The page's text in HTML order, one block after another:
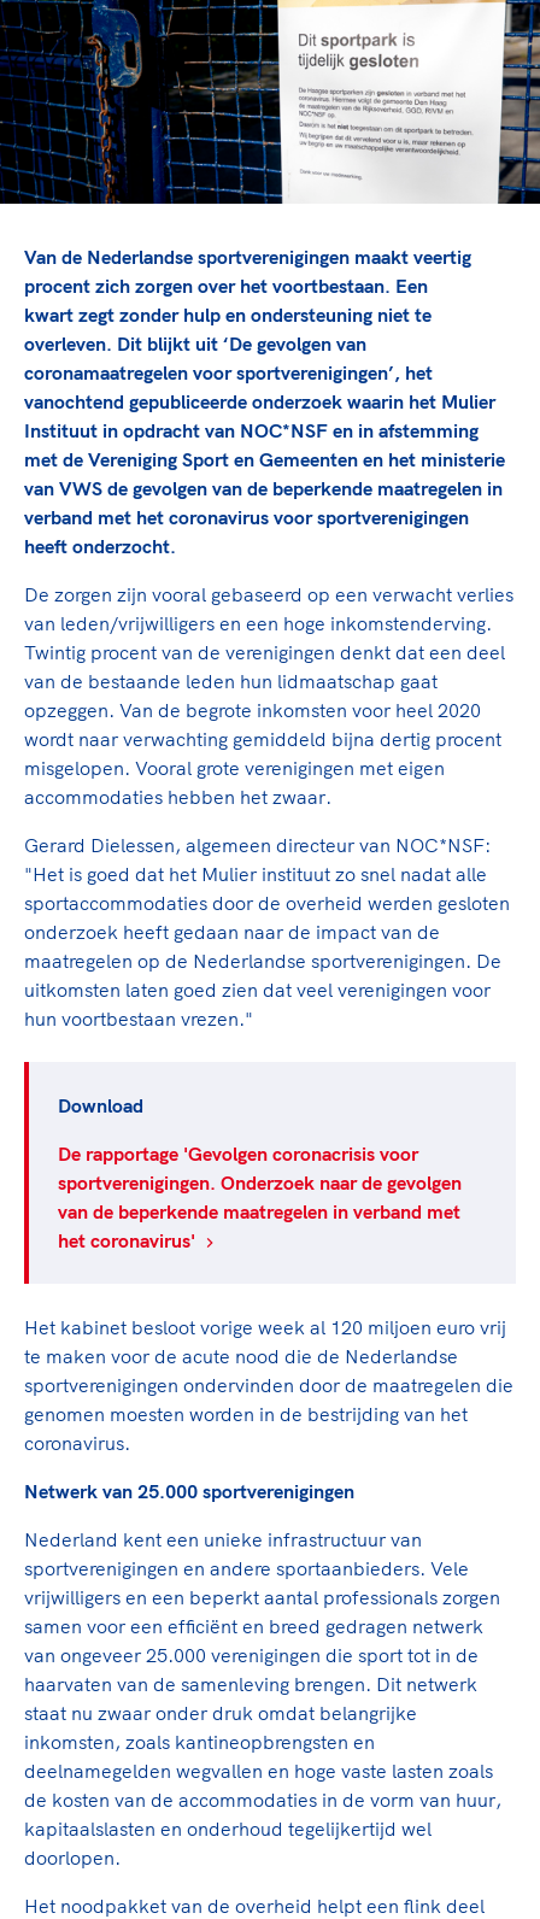
Sportonderzoek
Sportakkoord II
Game Changer
TeamNL kids
Nieuwspagina
Columns
Sport gaat niet vanzelf
Sport verenigt. Op sportclubs, pleintjes, tijdens
de sportschool te gaan. Door samen te juichen
voor Sifan Hassan, Rico Verhoeven, Diede de
Groot en het Nederlands Elftal. Of met trots te
genieten van de karatewedstrijd van je dochter,
de halve marathon van je moeder of de
hockeywedstrijd van je buurjongen.
Lees verder
Veilige en integere sport
Diversiteit en inclusie
Gezonde sportomgeving
Duurzaamheid
Bekwaam sportkader
Vitale clubs en bestuurlijk kader
Sportmatch
Clubacties
Handboek Wet- en Regelgeving
Opleidingen en trainingen
High5 Stappenplan
Ruimte voor sport
Clubondersteuning
Samen voor een veilige
sportomgeving
Voor welk gedrag staat de club? Wat mag wel
langs de lijn, in de kleedkamer, kantine en online?
En wat mag vooral niet? Een gedragscode geeft
onderdeel van het clubbeleid rondom gewenst en
ongewenst gedrag.
Lees verder
TeamNL Academie Kalender
Kennisaanbod TeamNL Experts
TeamNL Sport Science Centre
Paralympische Spelen LA28
Europese Spelen Istanbul 2027
Topsportbeleid
Topsportfinanciering
Maatschappelijke waarde topsport
Top teamsportcompetities
De TeamNL Academie
De TeamNL Academie biedt een leer- en
ontwikkelprogramma voor de volgende functies
binnen TeamNL programma's: experts, coaches,
bestuurders, (technisch) directeuren, managers en
toekomstig kader.
Lees verder
Van de Nederlandse sportverenigingen maakt veertig
procent zich zorgen over het voortbestaan. Een
kwart zegt zonder hulp en ondersteuning niet te
overleven. Dit blijkt uit ‘De gevolgen van
coronamaatregelen voor sportverenigingen’, het
vanochtend gepubliceerde onderzoek waarin het Mulier
Instituut in opdracht van NOC*NSF en in afstemming
met de Vereniging Sport en Gemeenten en het ministerie
van VWS de gevolgen van de beperkende maatregelen in
verband met het coronavirus voor sportverenigingen
heeft onderzocht.
De zorgen zijn vooral gebaseerd op een verwacht verlies
van leden/vrijwilligers en een hoge inkomstenderving.
Twintig procent van de verenigingen denkt dat een deel
van de bestaande leden hun lidmaatschap gaat
opzeggen. Van de begrote inkomsten voor heel 2020
wordt naar verwachting gemiddeld bijna dertig procent
misgelopen. Vooral grote verenigingen met eigen
accommodaties hebben het zwaar.
Gerard Dielessen, algemeen directeur van NOC*NSF:
"Het is goed dat het Mulier instituut zo snel nadat alle
sportaccommodaties door de overheid werden gesloten
onderzoek heeft gedaan naar de impact van de
maatregelen op de Nederlandse sportverenigingen. De
uitkomsten laten goed zien dat veel verenigingen voor
hun voortbestaan vrezen."
Download
De rapportage 'Gevolgen coronacrisis voor
sportverenigingen. Onderzoek naar de gevolgen
van de beperkende maatregelen in verband met
het coronavirus'
Het kabinet besloot vorige week al 120 miljoen euro vrij
te maken voor de acute nood die de Nederlandse
sportverenigingen ondervinden door de maatregelen die
genomen moesten worden in de bestrijding van het
coronavirus.
Netwerk van 25.000 sportverenigingen
Nederland kent een unieke infrastructuur van
sportverenigingen en andere sportaanbieders. Vele
vrijwilligers en een beperkt aantal professionals zorgen
samen voor een efficiënt en breed gedragen netwerk
van ongeveer 25.000 verenigingen die sport tot in de
haarvaten van de samenleving brengen. Dit netwerk
staat nu zwaar onder druk omdat belangrijke
inkomsten, zoals kantineopbrengsten en
deelnamegelden wegvallen en hoge vaste lasten zoals
de kosten van de accommodaties in de vorm van huur,
kapitaalslasten en onderhoud tegelijkertijd wel
doorlopen.
Het noodpakket van de overheid helpt een flink deel